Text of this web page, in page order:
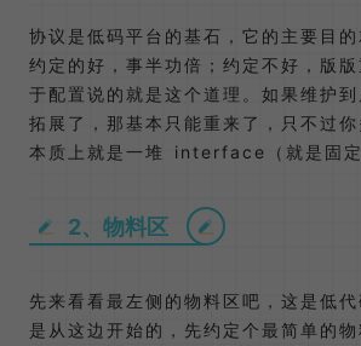
协议是低码平台的基石，它的主要目的
约定的好，事半功倍；约定不好，版
于配置说的就是这个道理。如果维护
拓展了，那基本只能重来了，只不过
本质上就是一堆 interface（就是固定
2、物料区
先来看看最左侧的物料区吧，这是低
是从这边开始的，先约定个最简单的物